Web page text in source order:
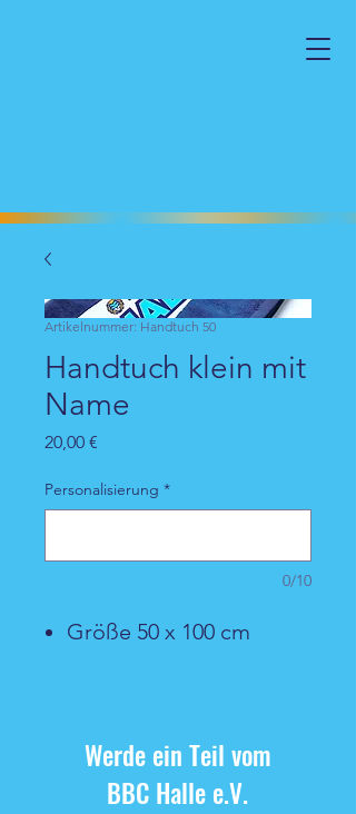
Artikelnummer: Handtuch 50
Handtuch klein mit
Name
20,00 €
Personalisierung *
0/10
Größe 50 x 100 cm
Werde ein Teil vom
BBC Halle e.V.